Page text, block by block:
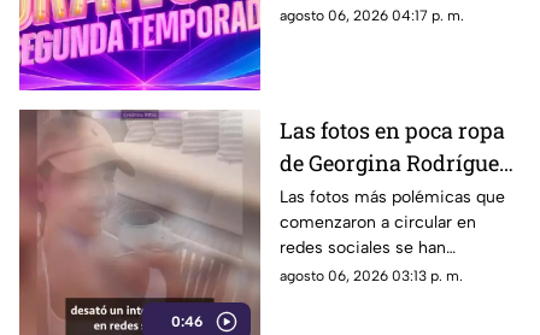
el esperado estreno del reality
agosto 06, 2026 04:17 p. m.
0:46
Las fotos en poca ropa
de Georgina Rodríguez
de las que TODOS están
hablando
Las fotos más polémicas que
comenzaron a circular en
redes sociales se han
convertido en el centro de
agosto 06, 2026 03:13 p. m.